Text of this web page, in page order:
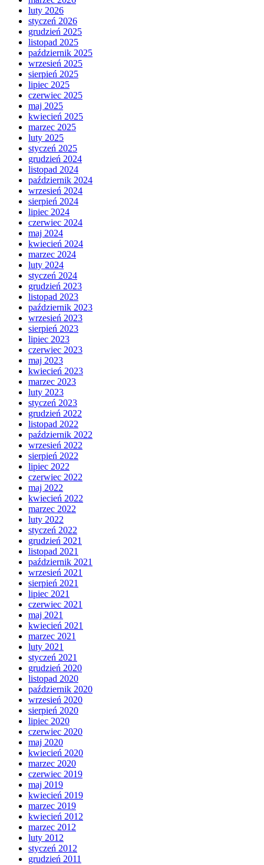
luty 2026
styczeń 2026
grudzień 2025
listopad 2025
październik 2025
wrzesień 2025
sierpień 2025
lipiec 2025
czerwiec 2025
maj 2025
kwiecień 2025
marzec 2025
luty 2025
styczeń 2025
grudzień 2024
listopad 2024
październik 2024
wrzesień 2024
sierpień 2024
lipiec 2024
czerwiec 2024
maj 2024
kwiecień 2024
marzec 2024
luty 2024
styczeń 2024
grudzień 2023
listopad 2023
październik 2023
wrzesień 2023
sierpień 2023
lipiec 2023
czerwiec 2023
maj 2023
kwiecień 2023
marzec 2023
luty 2023
styczeń 2023
grudzień 2022
listopad 2022
październik 2022
wrzesień 2022
sierpień 2022
lipiec 2022
czerwiec 2022
maj 2022
kwiecień 2022
marzec 2022
luty 2022
styczeń 2022
grudzień 2021
listopad 2021
październik 2021
wrzesień 2021
sierpień 2021
lipiec 2021
czerwiec 2021
maj 2021
kwiecień 2021
marzec 2021
luty 2021
styczeń 2021
grudzień 2020
listopad 2020
październik 2020
wrzesień 2020
sierpień 2020
lipiec 2020
czerwiec 2020
maj 2020
kwiecień 2020
marzec 2020
czerwiec 2019
maj 2019
kwiecień 2019
marzec 2019
kwiecień 2012
marzec 2012
luty 2012
styczeń 2012
grudzień 2011